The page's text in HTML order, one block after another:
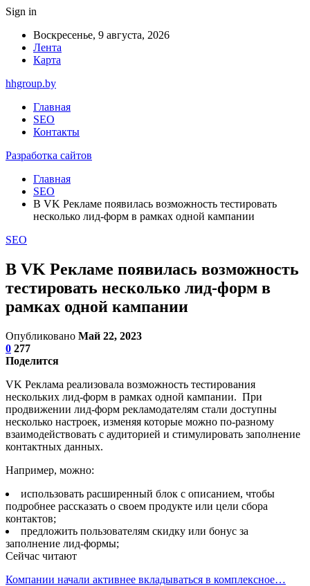
Sign in
Воскресенье, 9 августа, 2026
Лента
Карта
hhgroup.by
Главная
SEO
Контакты
Разработка сайтов
Главная
SEO
В VK Рекламе появилась возможность тестировать
несколько лид-форм в рамках одной кампании
SEO
В VK Рекламе появилась возможность
тестировать несколько лид-форм в
рамках одной кампании
Опубликовано Май 22, 2023
0 277
Поделится
VK Реклама реализовала возможность тестирования
нескольких лид-форм в рамках одной кампании. При
продвижении лид-форм рекламодателям стали доступны
несколько настроек, изменяя которые можно по-разному
взаимодействовать с аудиторией и стимулировать заполнение
контактных данных.
Например, можно:
использовать расширенный блок с описанием, чтобы
подробнее рассказать о своем продукте или цели сбора
контактов;
предложить пользователям скидку или бонус за
заполнение лид-формы;
Сейчас читают
Компании начали активнее вкладываться в комплексное…